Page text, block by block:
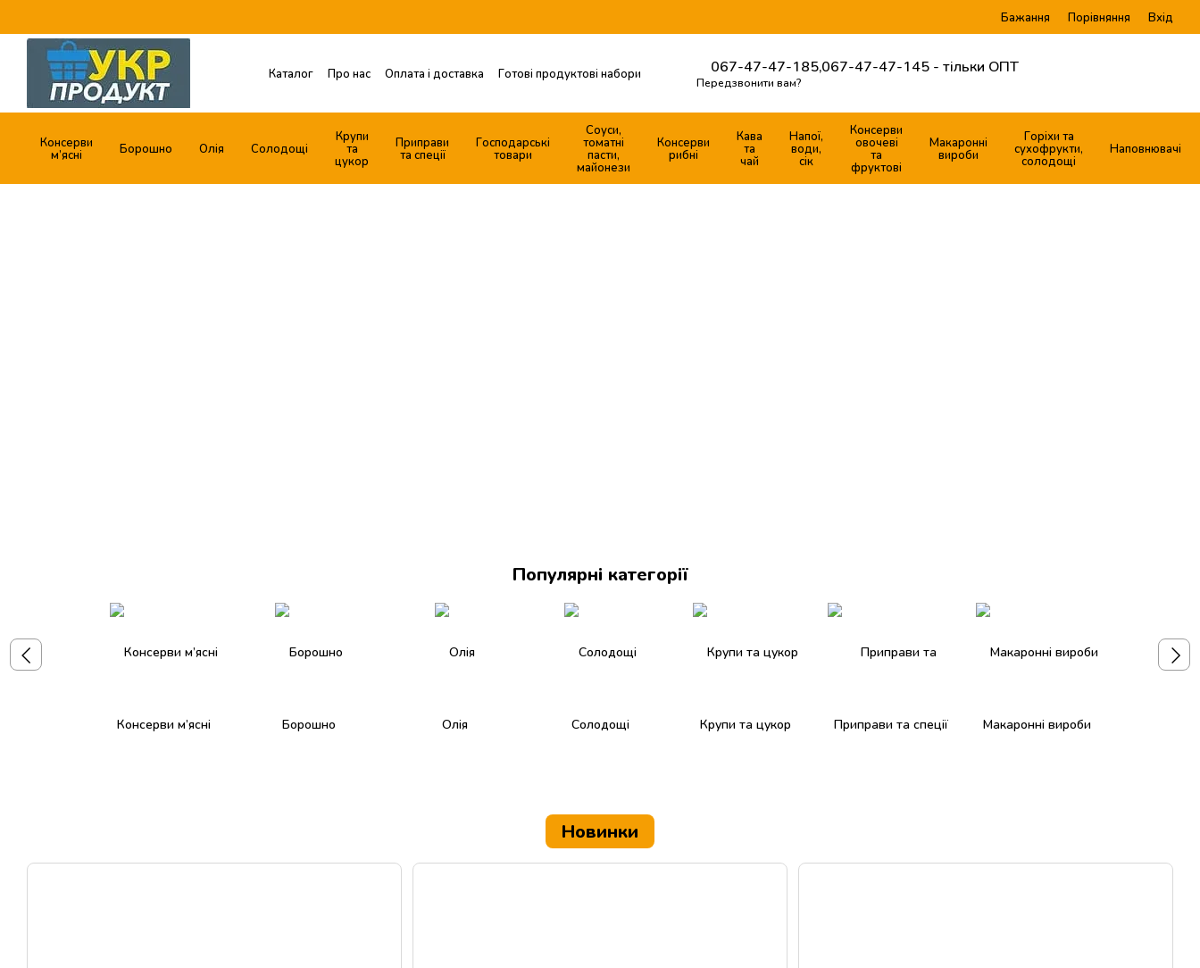
Бажання Порівняння Вхід
Каталог Про нас Оплата і доставка
Готові продуктові набори
Договір публічної оферти
067-47-47-185, 067-47-47-145 - тільки ОПТ
Передзвонити вам?
Консерви
м’ясні
Борошно Олія Солодощі
Крупи
та
цукор
Приправи
та спеції
Господарські
товари
Соуси,
томатні
пасти,
майонези
Консерви
рибні
Кава
та
чай
Напої,
води,
сік
Консерви
овочеві
та
фруктові
Макаронні
вироби
Горіхи та
сухофрукти,
солодощі
Наповнювачі
Популярні категорії
Консерви м’ясні Борошно Олія Солодощі Крупи та цукор Приправи та спеції Макаронні вироби
Новинки